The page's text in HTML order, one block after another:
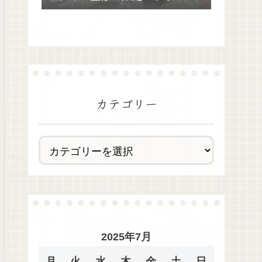
去最多全28種類が絶品過ぎた！
カテゴリー
2025年7月